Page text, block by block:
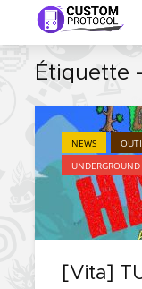
Étiquette
NEWS
UNDERGROUND
[Vita]